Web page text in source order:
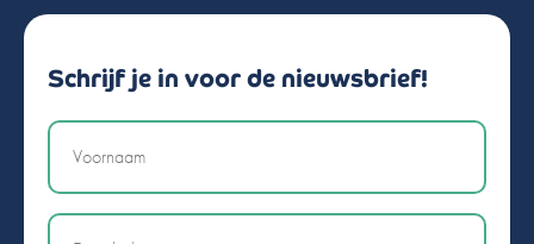
Schrijf je in voor de nieuwsbrief!
Naam
Email